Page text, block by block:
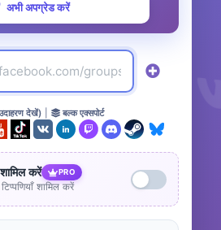
अभी अपग्रेड करें
देखें) बल्क एक्सपोर्ट
करें PRO
शामिल करें